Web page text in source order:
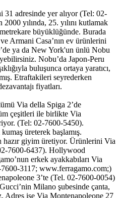
adresinde yer alıyor (Tel: 02-
yılında, 25. yılını kutlamak
büyüklüğünde. Burada
Armani Casa’nın ev ürünlerini
ya da New York'un ünlü Nobu
Nobu’da Japon-Peru
buluşunca ortaya yaratıcı,
Etraftakileri seyrederken
fiyatları.
Via della Spiga 2’de
çeşitleri ile birlikte Via
(Tel: 02-7600-5450).
üreterek başlamış.
hazır giyim üretiyor. Ürünlerini Via
7600-6437). Hollywood
erkek ayakkabıları Via
3117; www.ferragamo.com;)
3’te (Tel. 02-7600-0054)
Milano şubesinde çanta,
Adres ise Via Montenapoleone 27